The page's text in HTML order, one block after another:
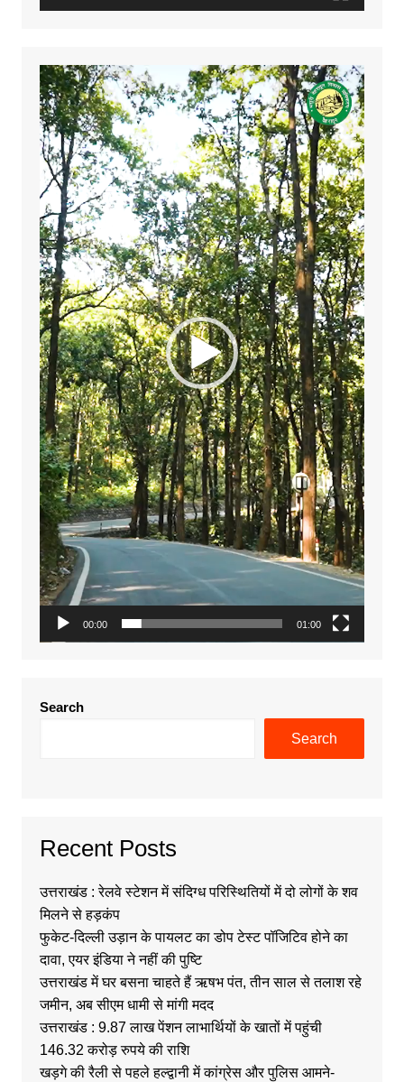
Video
Player
00:00 01:00
Search
Search
Recent Posts
उत्तराखंड : रेलवे स्टेशन में संदिग्ध परिस्थितियों में दो लोगों के शव
मिलने से हड़कंप
फुकेट-दिल्ली उड़ान के पायलट का डोप टेस्ट पॉजिटिव होने का
दावा, एयर इंडिया ने नहीं की पुष्टि
उत्तराखंड में घर बसना चाहते हैं ऋषभ पंत, तीन साल से तलाश रहे
जमीन, अब सीएम धामी से मांगी मदद
उत्तराखंड : 9.87 लाख पेंशन लाभार्थियों के खातों में पहुंची
146.32 करोड़ रुपये की राशि
खड़गे की रैली से पहले हल्द्वानी में कांग्रेस और पुलिस आमने-